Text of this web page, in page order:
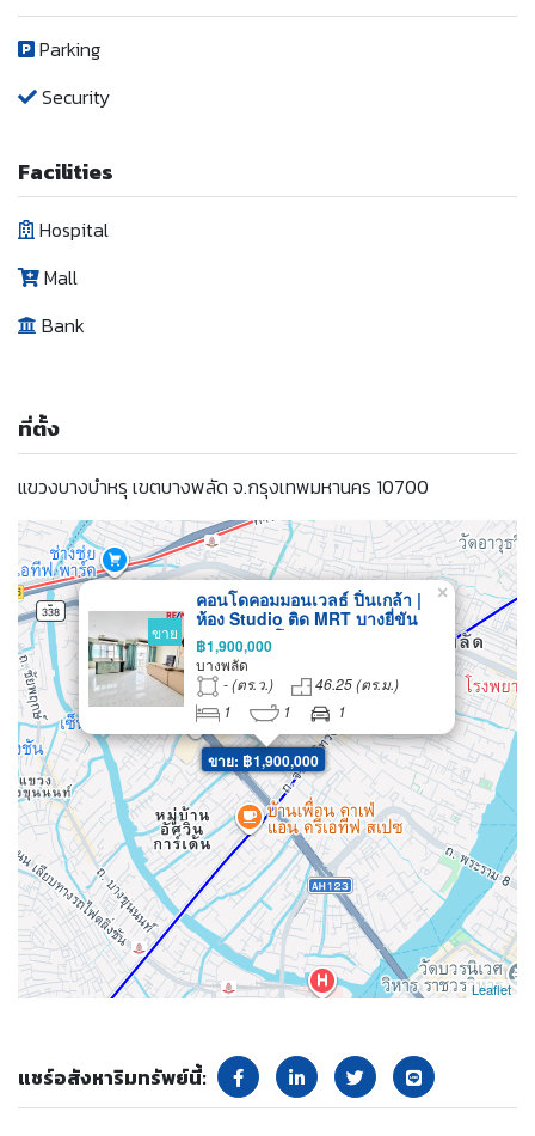
Parking
Security
Facilities
Hospital
Mall
Bank
ที่ตั้ง
แขวงบางบำหรุ เขตบางพลัด จ.กรุงเทพมหานคร 10700
ขาย: ฿1,900,000
ขาย
คอนโดคอมมอนเวลธ์ ปิ่นเกล้า |
ห้อง Studio ติด MRT บางยี่ขัน
บรรยากาศโปร่งสบาย เดินทางเข้า
เมืองง่าย
฿1,900,000
บางพลัด
- (ตร.ว.)
46.25 (ตร.ม.)
1
1 1
×
Leaflet
แชร์อสังหาริมทรัพย์นี้: